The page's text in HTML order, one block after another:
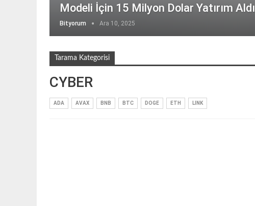
Modeli İçin 15 Milyon Dolar Yatırım Aldı
Bityorum Ara 10, 2025
Tarama Kategorisi
CYBER
ADA AVAX BNB BTC DOGE ETH LINK